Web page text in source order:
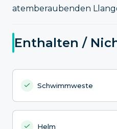
atemberaubenden
Enthalten /
Schwimmweste
Helm